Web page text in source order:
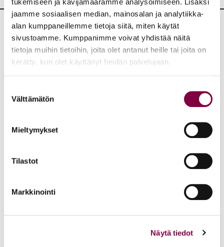
jaamme sosiaalisen median, mainosalan ja analytiikka-
alan kumppaneillemme tietoja siitä, miten käytät
sivustoamme. Kumppanimme voivat yhdistää näitä
tietoja muihin tietoihin, joita olet antanut heille tai joita on
kerätty, kun olet käyttänyt heidän palvelujaan.
valinta
Välttämätön
Mieltymykset
Tilastot
Markkinointi
Näytä tiedot
Lisää uutisia
KAIKKI UUTISET
Uutiset 4.8.2026
Työmarkkinat
Helsingin yliopiston ei pidä ratkaista tilakuluja